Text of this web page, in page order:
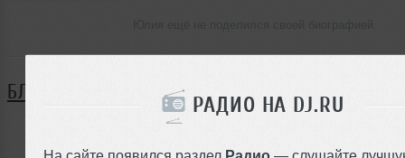
РАДИО НА DJ.RU
На сайте появился раздел Радио — слушайте
БЛОГ